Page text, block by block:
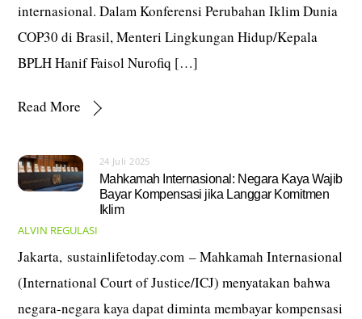
internasional. Dalam Konferensi Perubahan Iklim Dunia
COP30 di Brasil, Menteri Lingkungan Hidup/Kepala
BPLH Hanif Faisol Nurofiq […]
Read More
24 Juli 2025
Mahkamah Internasional: Negara Kaya Wajib
Bayar Kompensasi jika Langgar Komitmen
Iklim
ALVIN REGULASI
Jakarta, sustainlifetoday.com – Mahkamah Internasional
(International Court of Justice/ICJ) menyatakan bahwa
negara-negara kaya dapat diminta membayar kompensasi